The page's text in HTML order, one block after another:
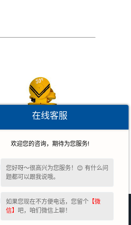
在线客服
欢迎您的咨询，期待为您服务!
您好呀～很高兴为您服务！😊 有什么问
题都可以跟我说哦。
如果您现在不方便电话，您留个 【微
信】 吧，咱们微信上聊！